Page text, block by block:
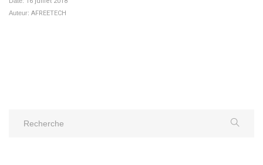
Auteur: AFREETECH